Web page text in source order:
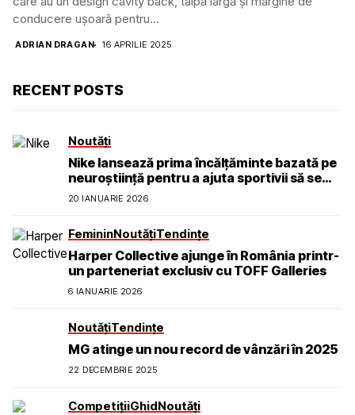
conducere ușoară pentru...
ADRIAN DRAGAN 16 APRILIE 2025
RECENT POSTS
Noutăți
Nike lansează prima încălțăminte bazată pe
neuroștiință pentru a ajuta sportivii să se
simtă calmi, concentrați și prezenți
20 IANUARIE 2026
FemininNoutățiTendințe
Harper Collective ajunge în România printr-
un parteneriat exclusiv cu TOFF Galleries
6 IANUARIE 2026
NoutățiTendințe
MG atinge un nou record de vânzări în 2025
22 DECEMBRIE 2025
CompetițiiGhidNoutăți